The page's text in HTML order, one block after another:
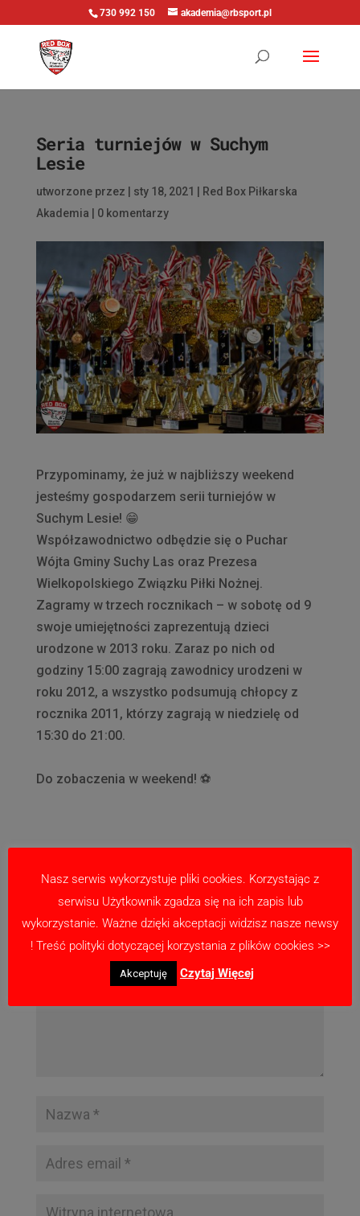
730 992 150 akademia@rbsport.pl
Seria turniejów w Suchym
Lesie
utworzone przez sty 18, 2021
Red Box Piłkarska
Akademia
0 komentarzy
Przypominamy, że już w najbliższy weekend
jesteśmy gospodarzem serii turniejów w
Suchym Lesie! 😁
Współzawodnictwo odbędzie się o Puchar
Wójta Gminy Suchy Las oraz Prezesa
Wielkopolskiego Związku Piłki Nożnej.
Zagramy w trzech rocznikach – w sobotę od 9
swoje umiejętności zaprezentują dzieci
urodzone w 2013 roku. Zaraz po nich od
godziny 15:00 zagrają zawodnicy urodzeni w
roku 2012, a wszystko podsumują chłopcy z
rocznika 2011, którzy zagrają w niedzielę od
15:30 do 21:00.
Do zobaczenia w weekend! ⚽
Prześlij komentarz
Twój adres email nie zostanie opublikowany.
Wymagane pola są oznaczone*
Nasz serwis wykorzystuje pliki cookies. Korzystając z
serwisu Użytkownik zgadza się na ich zapis lub
wykorzystanie. Ważne dzięki akceptacji widzisz nasze newsy
! Treść polityki dotyczącej korzystania z plików cookies >>
Akceptuję Czytaj Więcej